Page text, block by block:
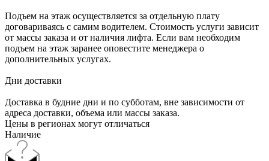
Подъем на этаж осуществляется за отдельную плату
договариваясь с самим водителем. Стоимость услуги зависит
от массы заказа и от наличия лифта. Если вам необходим
подъем на этаж заранее оповестите менеджера о
дополнительных услугах.
Дни доставки
Доставка в будние дни и по субботам, вне зависимости от
адреса доставки, объема или массы заказа.
Цены в регионах могут отличаться
Наличие